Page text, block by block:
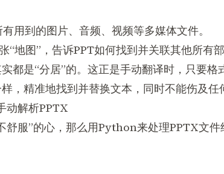
用到的图片、音频、视频等多媒体文件。
“地图”，告诉PPT如何找到并关联其他所有部
都是“分居”的。这正是手动翻译时，只要格
，精准地找到并替换文本，同时不能伤及任
动解析PPTX
舒服”的心，那么用Python来处理PPTX文